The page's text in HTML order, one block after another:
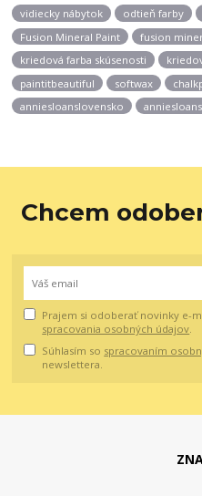
vidiecky nábytok
odtieň farby
Fusion Mineral Paint
fusion
kriedová farba skúsenosti
paintitbeautiful
softwax
anniesloanslovensko
Chcem
Prajem si odoberať novinky e-
spracovania osobných údajov.
Súhlasím so spracovaním
newslettera.